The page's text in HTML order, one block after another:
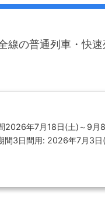
線の普通列車・快
2026年7月18日(土)～9月
3日間用: 2026年7月3